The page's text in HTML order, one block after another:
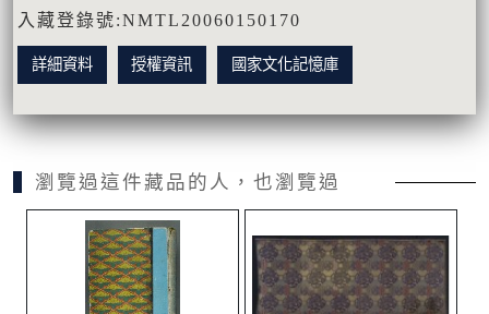
入藏登錄號:NMTL20060150170
詳細資料 授權資訊 國家文化記憶庫
瀏覽過這件藏品的人，也瀏覽過